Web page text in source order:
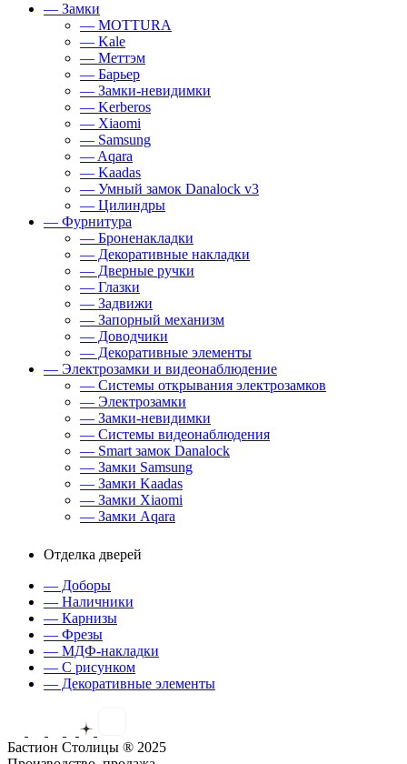
— Замки
— MOTTURA
— Kale
— Меттэм
— Барьер
— Замки-невидимки
— Kerberos
— Xiaomi
— Samsung
— Aqara
— Kaadas
— Умный замок Danalock v3
— Цилиндры
— Фурнитура
— Броненакладки
— Декоративные накладки
— Дверные ручки
— Глазки
— Задвижи
— Запорный механизм
— Доводчики
— Декоративные элементы
— Электрозамки и видеонаблюдение
— Системы открывания электрозамков
— Электрозамки
— Замки-невидимки
— Системы видеонаблюдения
— Smart замок Danalock
— Замки Samsung
— Замки Kaadas
— Замки Xiaomi
— Замки Aqara
Отделка дверей
— Доборы
— Наличники
— Карнизы
— Фрезы
— МДФ-накладки
— С рисунком
— Декоративные элементы
Бастион Столицы ® 2025